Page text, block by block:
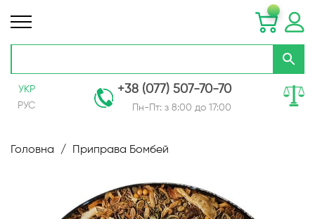
УКР
РУС
+38 (077) 507-70-70
Пн-Пт: з 8:00 до 17:00
Головна Приправа Бомбей